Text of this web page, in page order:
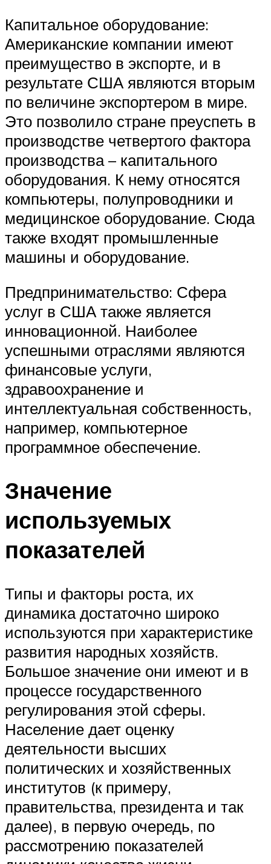
Капитальное оборудование:
Американские компании имеют
преимущество в экспорте, и в
результате США являются вторым
по величине экспортером в мире.
Это позволило стране преуспеть в
производстве четвертого фактора
производства – капитального
оборудования. К нему относятся
компьютеры, полупроводники и
медицинское оборудование. Сюда
также входят промышленные
машины и оборудование.
Предпринимательство: Сфера
услуг в США также является
инновационной. Наиболее
успешными отраслями являются
финансовые услуги,
здравоохранение и
интеллектуальная собственность,
например, компьютерное
программное обеспечение.
Значение
используемых
показателей
Типы и факторы роста, их
динамика достаточно широко
используются при характеристике
развития народных хозяйств.
Большое значение они имеют и в
процессе государственного
регулирования этой сферы.
Население дает оценку
деятельности высших
политических и хозяйственных
институтов (к примеру,
правительства, президента и так
далее), в первую очередь, по
рассмотрению показателей